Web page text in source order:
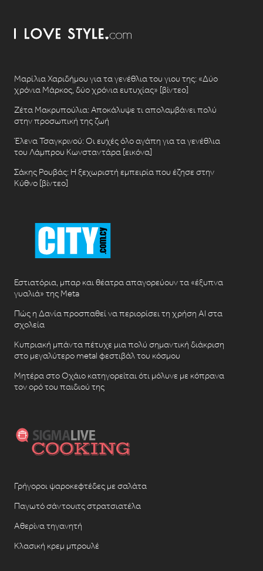
Μαρίλια Χαριδήμου για τα γενέθλια του γιου της: «Δύο
χρόνια Μάρκος, δύο χρόνια ευτυχίας» [βίντεο]
Ζέτα Μακρυπούλια: Αποκάλυψε τι απολαμβάνει πολύ
στην προσωπική της ζωή
Έλενα Τσαγκρινού: Οι ευχές όλο αγάπη για τα γενέθλια
του Λάμπρου Κωνσταντάρα [εικόνα]
Σάκης Ρουβάς: Η ξεχωριστή εμπειρία που έζησε στην
Κύθνο [βίντεο]
Εστιατόρια, μπαρ και θέατρα απαγορεύουν τα «έξυπνα
γυαλιά» της Meta
Πώς η Δανία προσπαθεί να περιορίσει τη χρήση AI στα
σχολεία
Κυπριακή μπάντα πέτυχε μια πολύ σημαντική διάκριση
στο μεγαλύτερο metal φεστιβάλ του κόσμου
Μητέρα στο Οχάιο κατηγορείται ότι μόλυνε με κόπρανα
τον ορό του παιδιού της
Γρήγοροι ψαροκεφτέδες με σαλάτα
Παγωτό σάντουιτς στρατσιατέλα
Αθερίνα τηγανητή
Κλασική κρεμ μπρουλέ